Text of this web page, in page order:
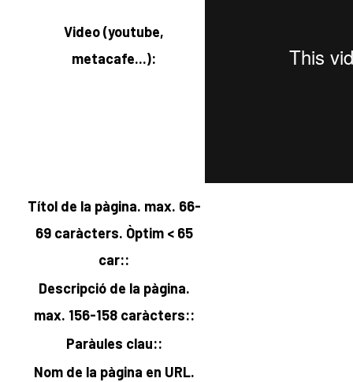
Video (youtube,
metacafe...):
Títol de la pàgina. max. 66-
69 caràcters. Òptim < 65
car::
Descripció de la pàgina.
max. 156-158 caràcters::
Paràules clau::
Nom de la pàgina en URL.